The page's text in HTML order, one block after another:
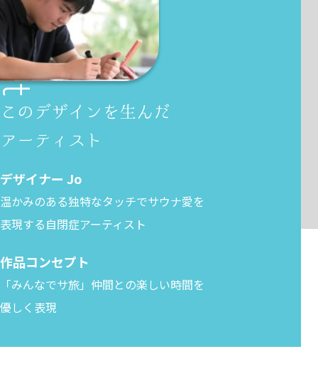
このデザインを生んだ
アーティスト
デザイナー Jo
温かみのある独特なタッチでサウナ愛を
表現する自閉症アーティスト
作品コンセプト
「みんなでサ旅」仲間との楽しい時間を
優しく表現